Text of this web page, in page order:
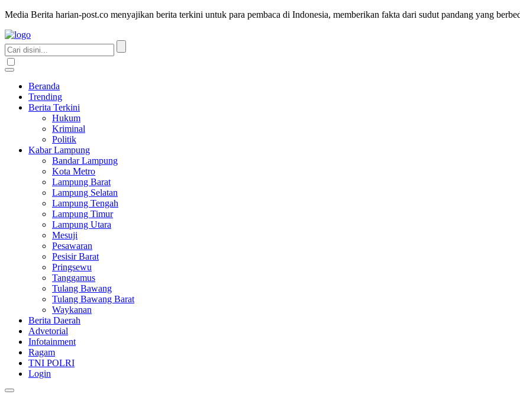
Media Berita harian-post.co menyajikan berita terkini untuk para pembaca di Indonesia, memberikan fakta dari sudut pandang yang
Beranda
Trending
Berita Terkini
Hukum
Kriminal
Politik
Kabar Lampung
Bandar Lampung
Kota Metro
Lampung Barat
Lampung Selatan
Lampung Tengah
Lampung Timur
Lampung Utara
Mesuji
Pesawaran
Pesisir Barat
Pringsewu
Tanggamus
Tulang Bawang
Tulang Bawang Barat
Waykanan
Berita Daerah
Advetorial
Infotainment
Ragam
TNI POLRI
Login